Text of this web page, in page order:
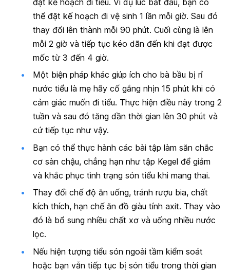
đặt kế hoạch đi tiểu. Ví dụ lúc bắt đầu, bạn có
thể đặt kế hoạch đi vệ sinh 1 lần mỗi giờ. Sau đó
thay đổi lên thành mỗi 90 phút. Cuối cùng là lên
mỗi 2 giờ và tiếp tục kéo dãn đến khi đạt được
mốc từ 3 đến 4 giờ.
Một biện pháp khác giúp ích cho bà bầu bị rỉ
nước tiểu là mẹ hãy cố gắng nhịn 15 phút khi có
cảm giác muốn đi tiểu. Thực hiện điều này trong 2
tuần và sau đó tăng dần thời gian lên 30 phút và
cứ tiếp tục như vậy.
Bạn có thể thực hành các bài tập làm săn chắc
cơ sàn chậu, chẳng hạn như tập Kegel để giảm
và khắc phục tình trạng són tiểu khi mang thai.
Thay đổi chế độ ăn uống, tránh rượu bia, chất
kích thích, hạn chế ăn đồ giàu tính axit. Thay vào
đó là bổ sung nhiều chất xơ và uống nhiều nước
lọc.
Nếu hiện tượng tiểu són ngoài tầm kiểm soát
hoặc bạn vẫn tiếp tục bị són tiểu trong thời gian